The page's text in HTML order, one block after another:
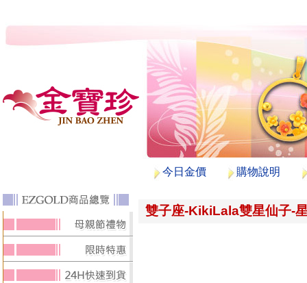
今日金價 購物說明
雙子座-KikiLala雙星仙子-